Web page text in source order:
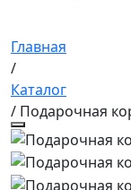
Главная
/
Каталог
/ Подарочная